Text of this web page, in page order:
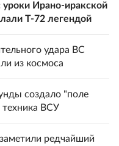
Ирано-иракской
Т-72 легендой
удара ВС
из космоса
создало "поле
техника ВСУ
редчайший